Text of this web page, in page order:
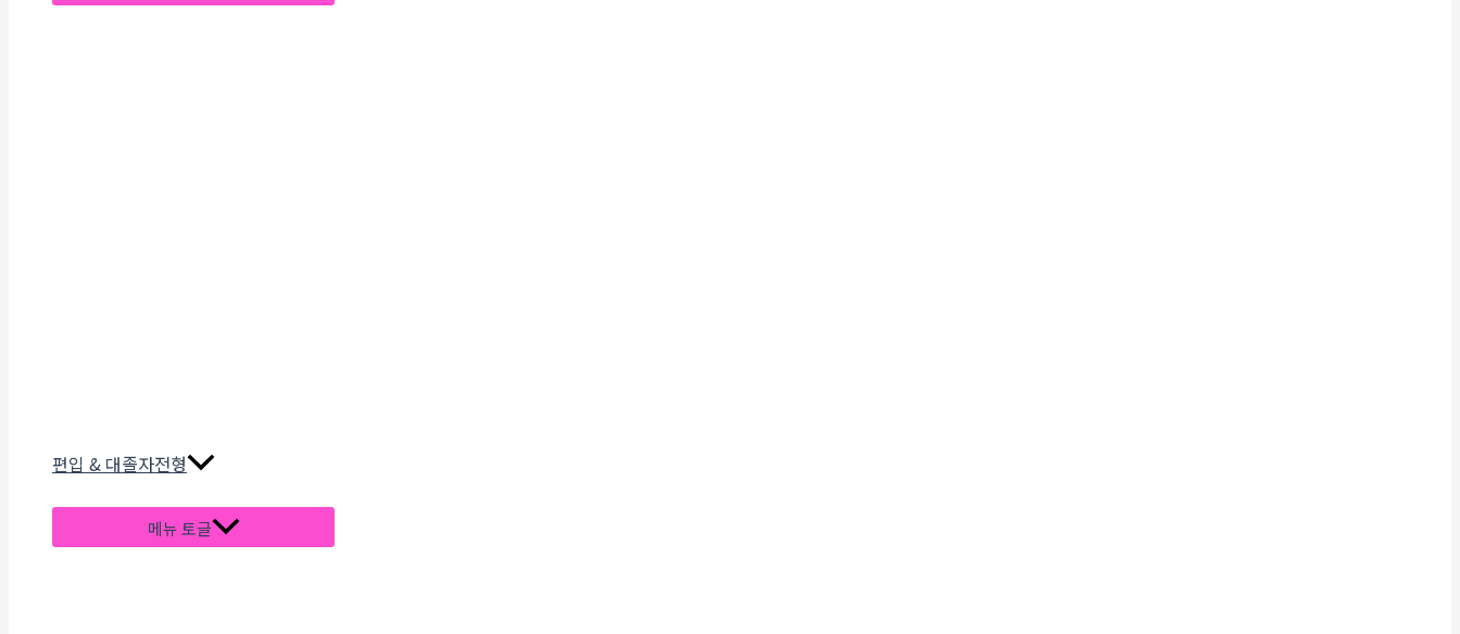
편입 & 대졸자전형
메뉴 토글